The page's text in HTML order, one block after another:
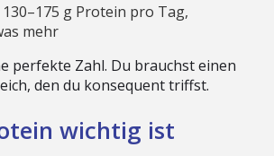
130–175 g Protein pro Tag,
mehr
perfekte Zahl. Du brauchst einen
den du konsequent triffst.
wichtig ist